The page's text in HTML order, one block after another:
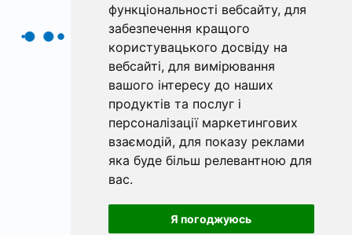
функціональності вебсайту, для
забезпечення кращого
користувацького досвіду на
вебсайті, для вимірювання
вашого інтересу до наших
продуктів та послуг і
персоналізації маркетингових
взаємодій, для показу реклами
яка буде більш релевантною для
вас.
Я погоджуюсь